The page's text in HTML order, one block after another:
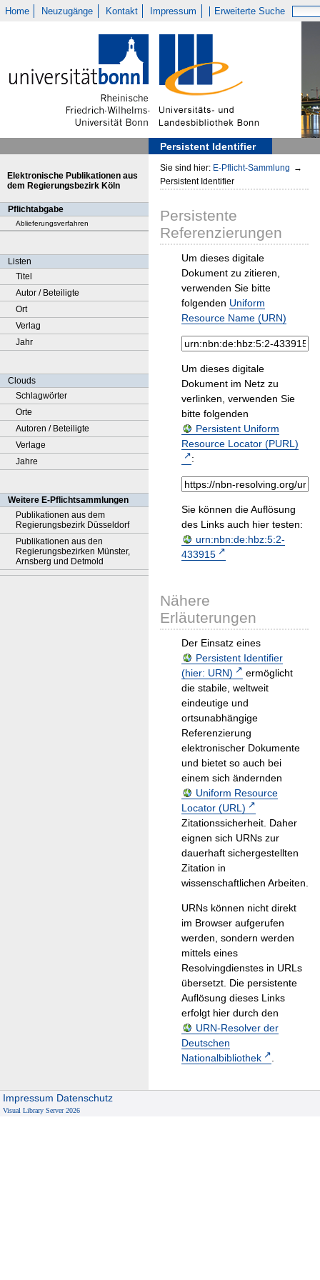
Home Neuzugänge Kontakt Impressum Erweiterte Suche
Persistent Identifier
Elektronische Publikationen aus
dem Regierungsbezirk Köln
Pflichtabgabe
Ablieferungsverfahren
Listen
Titel
Autor / Beteiligte
Ort
Verlag
Jahr
Clouds
Schlagwörter
Orte
Autoren / Beteiligte
Verlage
Jahre
Weitere E-Pflichtsammlungen
Publikationen aus dem
Regierungsbezirk Düsseldorf
Publikationen aus den
Regierungsbezirken Münster,
Arnsberg und Detmold
Sie sind hier: E-Pflicht-Sammlung →
Persistent Identifier
Persistente
Referenzierungen
Um dieses digitale
Dokument zu zitieren,
verwenden Sie bitte
folgenden Uniform
Resource Name (URN)
Um dieses digitale
Dokument im Netz zu
verlinken, verwenden Sie
bitte folgenden
Persistent Uniform
Resource Locator (PURL)
:
Sie können die Auflösung
des Links auch hier testen:
urn:nbn:de:hbz:5:2-
433915
Nähere
Erläuterungen
Der Einsatz eines
Persistent Identifier
(hier: URN)
ermöglicht
die stabile, weltweit
eindeutige und
ortsunabhängige
Referenzierung
elektronischer Dokumente
und bietet so auch bei
einem sich ändernden
Uniform Resource
Locator (URL)
Zitationssicherheit. Daher
eignen sich URNs zur
dauerhaft sichergestellten
Zitation in
wissenschaftlichen Arbeiten.
URNs können nicht direkt
im Browser aufgerufen
werden, sondern werden
mittels eines
Resolvingdienstes in URLs
übersetzt. Die persistente
Auflösung dieses Links
erfolgt hier durch den
URN-Resolver der
Deutschen
Nationalbibliothek
.
Impressum Datenschutz
Visual Library Server 2026